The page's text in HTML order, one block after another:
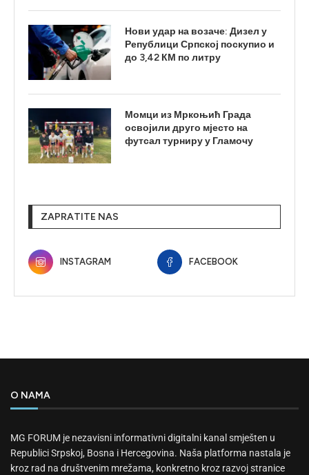
Нови удар на возаче: Дизел у
Републици Српској поскупио и
до 3,42 КМ по литру
Момци из Мркоњић Града
освојили друго мјесто на
футсал турниру у Гламочу
ZAPRATITE NAS
INSTAGRAM FACEBOOK
O NAMA
MG FORUM je nezavisni informativni digitalni kanal smješten u
Republici Srpskoj, Bosna i Hercegovina. Naša platforma nastala je
kroz rad na društvenim mrežama, konkretno kroz razvoj stranice